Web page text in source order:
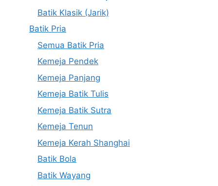
Batik Klasik (Jarik)
Batik Pria
Semua Batik Pria
Kemeja Pendek
Kemeja Panjang
Kemeja Batik Tulis
Kemeja Batik Sutra
Kemeja Tenun
Kemeja Kerah Shanghai
Batik Bola
Batik Wayang